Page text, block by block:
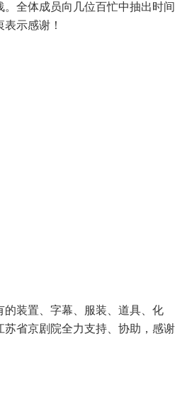
全体成员向几位百忙中抽出时间
示感谢！
的装置、字幕、服装、道具、化
苏省京剧院全力支持、协助，感谢